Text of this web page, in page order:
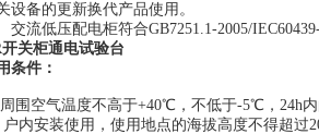
设备的更新换代产品使用。
流低压配电柜符合GB7251.1-2005/
关柜通电试验台
条件：
围空气温度不高于+40℃，不低于-5℃，24h
户内安装使用，使用地点的海拔高度不得超过